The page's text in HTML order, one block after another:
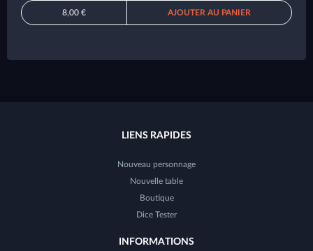
8,00 € AJOUTER AU PANIER
LIENS RAPIDES
Nouveau personnage
Nouvelle table
Boutique
Dice Tester
INFORMATIONS